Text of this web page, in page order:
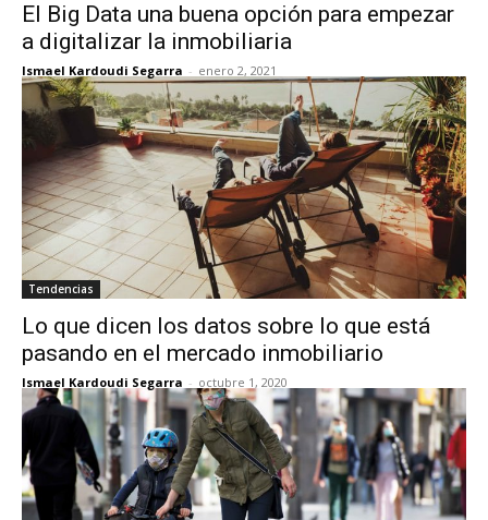
El Big Data una buena opción para empezar
a digitalizar la inmobiliaria
Ismael Kardoudi Segarra - enero 2, 2021
Tendencias
Lo que dicen los datos sobre lo que está
pasando en el mercado inmobiliario
Ismael Kardoudi Segarra - octubre 1, 2020